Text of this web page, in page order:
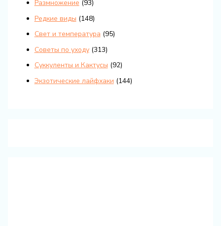
Размножение (93)
Редкие виды (148)
Свет и температура (95)
Советы по уходу(313)
Суккуленты и Кактусы (92)
Экзотические лайфхаки (144)